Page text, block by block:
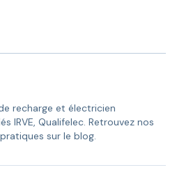
recharge et électricien
IRVE, Qualifelec. Retrouvez nos
sur le blog.